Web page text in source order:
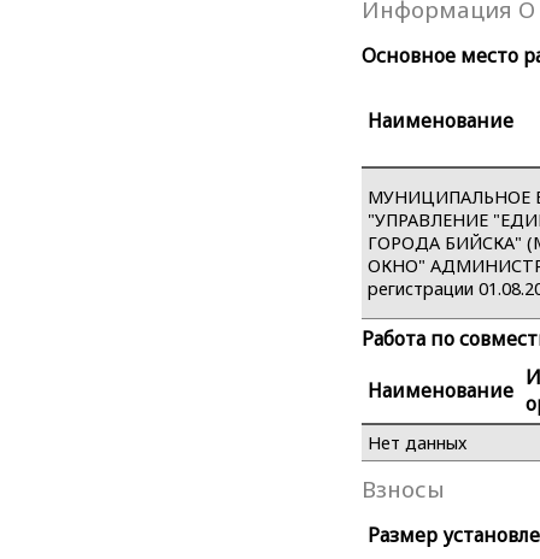
Информация О
Основное место
Наименование
МУНИЦИПАЛЬНОЕ
"УПРАВЛЕНИЕ
ГОРОДА БИЙСКА"
ОКНО"
регистрации
Работа по
Наименование
Нет данных
Взносы
Размер